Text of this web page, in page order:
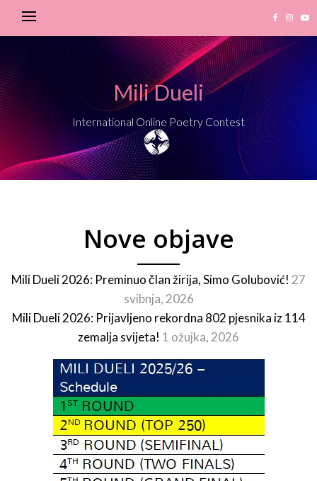
Mili Dueli
International Online Poetry Contest
Nove objave
Mili Dueli 2026: Preminuo član žirija, Simo Golubović! 27
svibnja, 2026
Mili Dueli 2026: Prijavljeno rekordna 802 pjesnika iz 114
zemalja svijeta! 1 ožujka, 2026